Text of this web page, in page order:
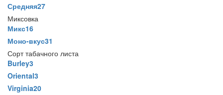
Средняя27
Миксовка
Микс16
Моно-вкус31
Сорт табачного листа
Burley3
Oriental3
Virginia20